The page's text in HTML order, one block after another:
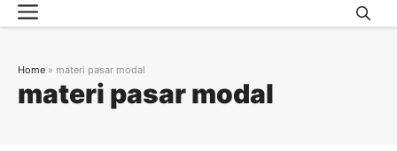
Skip
to
Menu
materi pasar modal
Home » materi pasar modal